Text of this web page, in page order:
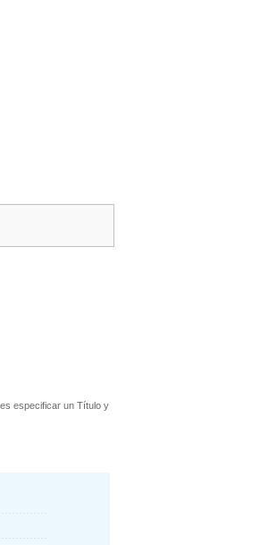
especificar un Título y